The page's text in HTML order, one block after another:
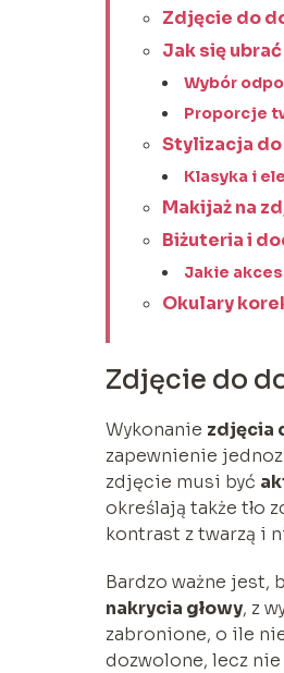
Zdjęcie do
Jak się
Wybór
Proporcje
Stylizacja do
Klasyka i
Makijaż na
Biżuteria i
Jakie
Okulary
Zdjęcie do
Wykonanie zdjęcia
zapewnienie
zdjęcie musi być
określają także tło
kontrast z twarzą i
Bardzo ważne jest,
nakrycia głowy, z
zabronione, o ile
dozwolone, lecz